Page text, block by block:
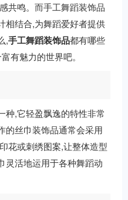
共鸣。而手工舞蹈装饰品
相结合,为舞蹈爱好者提供
,手工舞蹈装饰品都有哪些
有魅力的世界吧。
种,它轻盈飘逸的特性非常
的丝巾装饰品通常会采用
花或刺绣图案,让整体造型
灵活地运用于各种舞蹈动